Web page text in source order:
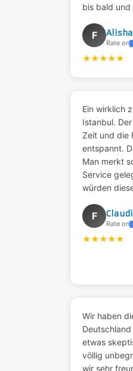
bis bald und
F
Rate on
★★★★★
Ein wirklich
Istanbul.
Zeit und die
entspannt.
Man merkt
Service
würden
F
Rate on
★★★★★
Wir haben
etwas
völlig
wir sehr